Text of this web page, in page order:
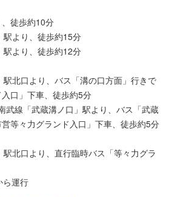
徒歩約10分
駅より、徒歩約15分
駅より、徒歩約12分
北口より、バス「溝の口方面」行きで
入口」下車、徒歩約5分
武線「武蔵溝ノ口」駅より、バス「武蔵
等々力グランド入口」下車、徒歩約5分
北口より、直行臨時バス「等々力グラ
ら運行